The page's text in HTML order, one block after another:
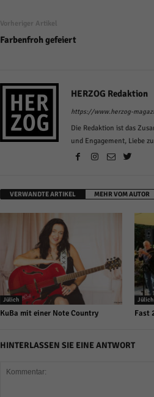
Vorheriger Artikel
Farbenfroh gefeiert
HERZOG Redaktion
https://www.herzog-
Die Redaktion ist das
und Engagement, Liebe
VERWANDTE ARTIKEL MEHR VOM AUTOR
Jülich
KuBa mit einer Note Country
Jülich
Fast
HINTERLASSEN SIE EINE ANTWORT